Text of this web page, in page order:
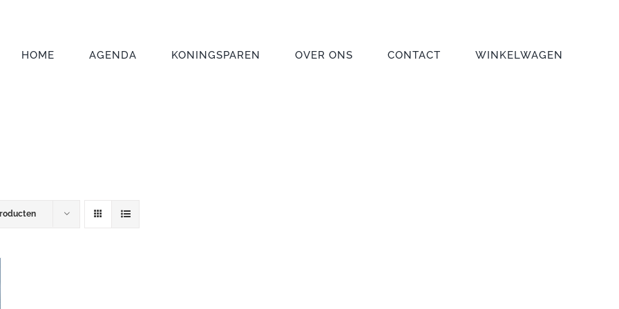
HOME AGENDA KONINGSPAREN OVER ONS CONTACT WINKELWAGEN